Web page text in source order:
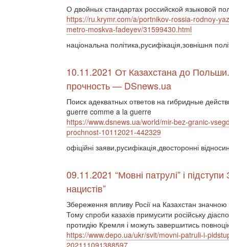
О двойных стандартах российской языковой
https://ru.krymr.com/a/portnikov-rossia-rodnoy-
metro-moskva-fadeyev/31599430.html
національна політика,русифікація,зовнішня
10.11.2021 От Казахстана до
прочность — DSnews.ua
Поиск адекватных ответов на гибридные
guerre comme a la guerre
https://www.dsnews.ua/world/mir-bez-granic-
prochnost-10112021-442329
офіційні заяви,русифікація,двосторонні
09.11.2021 “Мовні патрулі” і
нацистів”
Збереження впливу Росії на Казахстан
Тому спроби казахів примусити російську
протидію Кремля і можуть завершитись
https://www.depo.ua/ukr/svit/movni-patruli-i-
202111091388597